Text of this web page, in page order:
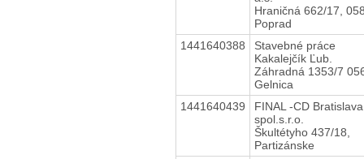
Hraničná 662/17,
Poprad
1441640388
Stavebné práce
Kakalejčík Ľub.
Záhradná 1353/7
Gelnica
1441640439
FINAL -CD Bratislava
spol.s.r.o.
Škultétyho 437/18,
Partizánske